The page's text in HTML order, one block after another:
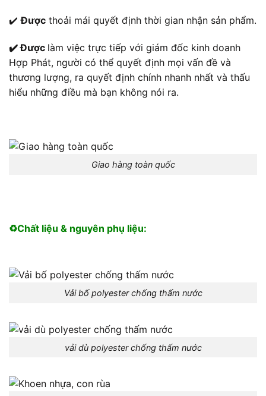
✔️Được thoải mái quyết định thời gian nhận sản phẩm.
✔️ Được làm việc trực tiếp với giám đốc kinh doanh
Hợp Phát, người có thể quyết định mọi vấn đề và
thương lượng, ra quyết định chính nhanh nhất và thấu
hiểu những điều mà bạn không nói ra.
Giao hàng toàn quốc
♻️Chất liệu & nguyên phụ liệu:
Vải bố polyester chống thấm nước
vải dù polyester chống thấm nước